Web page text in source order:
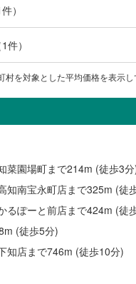
件）
1件）
を対象とした平均価格を表示し
菜園場町まで214m (徒歩3
知南宝永町店まで325m (徒
るぽーと前店まで424m (徒
(徒歩5分)
知店まで746m (徒歩10分)